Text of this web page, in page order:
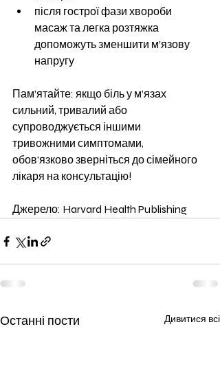
після гострої фази хвороби
масаж та легка розтяжка
допоможуть зменшити м’язову
напругу
Пам’ятайте: якщо біль у м’язах
сильний, тривалий або
супроводжується іншими
тривожними симптомами,
обов'язково зверніться до сімейного
лікаря на консультацію!
Джерело: Harvard Health Publishing
Останні пости Дивитися всі